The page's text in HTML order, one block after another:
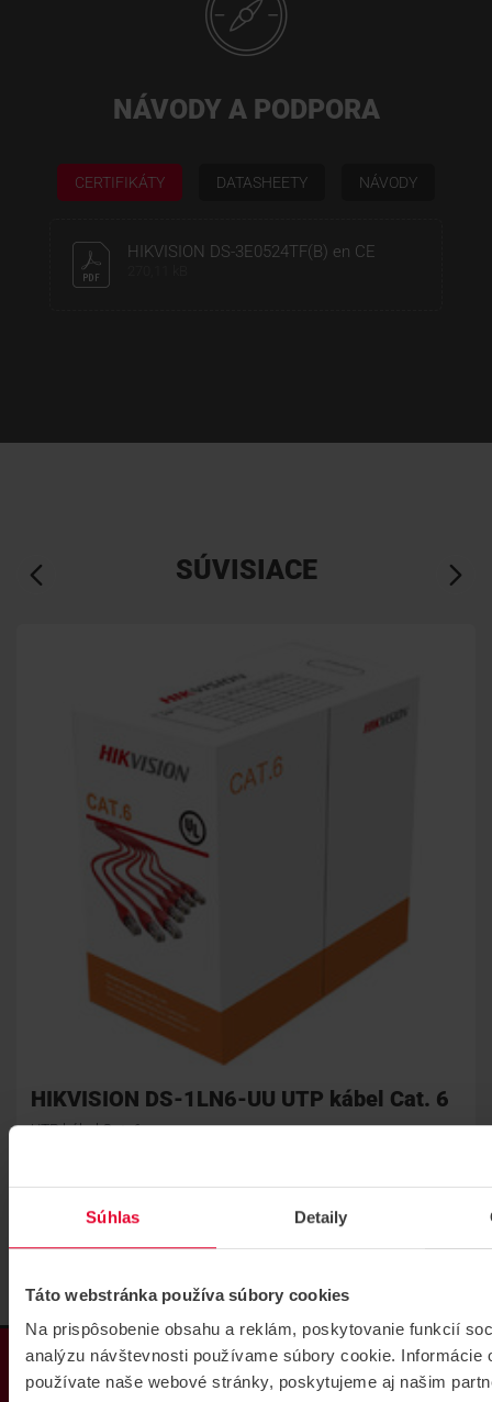
Súhlas Detaily
Táto webstránka používa súbory cookies
Na prispôsobenie obsahu a reklám, poskytovanie funkcií
analýzu návštevnosti používame súbory cookie. Informácie
používate naše webové stránky, poskytujeme aj našim
PRODUKTY
NÁVODY A PODPORA
CERTIFIKÁTY DATASHEETY NÁVODY
HIKVISION DS-3E0524TF(B) en CE
SÚVISIACE
HIKVISION DS-1LN6-UU UTP kábel Cat. 6
UTP kábel Cat. 6